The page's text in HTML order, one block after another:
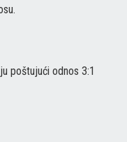
poštujući odnos 3:1